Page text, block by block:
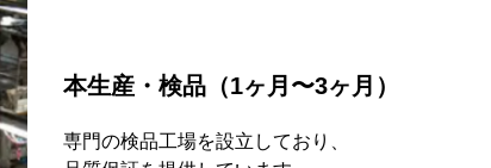
本生産・検品（1ヶ月〜3ヶ月）
専門の検品工場を設立しており、